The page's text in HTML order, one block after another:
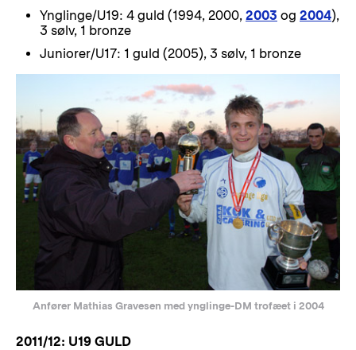
Ynglinge/U19: 4 guld (1994, 2000, 2003 og 2004),
3 sølv, 1 bronze
Juniorer/U17: 1 guld (2005), 3 sølv, 1 bronze
Anfører Mathias Gravesen med ynglinge-DM trofæet i 2004
2011/12: U19 GULD